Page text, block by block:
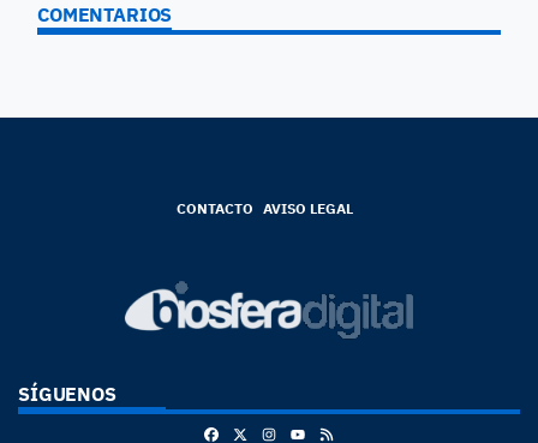
COMENTARIOS
CONTACTO AVISO LEGAL
SÍGUENOS
FacebookInstagram